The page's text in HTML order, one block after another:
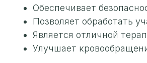
Обеспечивает
Позволяет обработать
Является отличной
Улучшает